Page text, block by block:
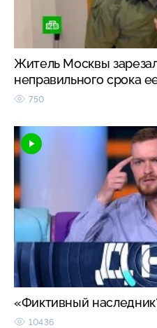
Житель Москвы
неправильного срока
750
«Фиктивный
10436